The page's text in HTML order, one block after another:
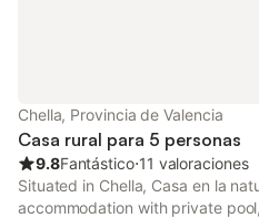
Chella, Provincia de Valencia
Casa rural para 5 personas
9.8Fantástico⋅11 valoraciones
Situated in Chella, Casa en la
accommodation with private